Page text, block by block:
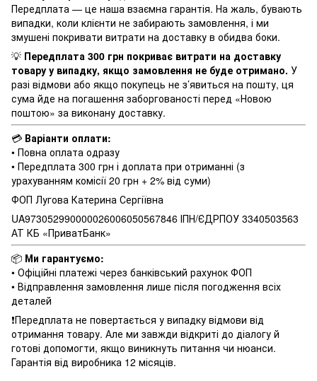
Передплата — це наша взаємна гарантія. На жаль, бувають
випадки, коли клієнти не забирають замовлення, і ми
змушені покривати витрати на доставку в обидва боки.
💡 Передплата 300 грн покриває витрати на доставку
товару у випадку, якщо замовлення не буде отримано. У
разі відмови або якщо покупець не з’явиться на пошту, ця
сума йде на погашення заборгованості перед «Новою
поштою» за виконану доставку.
💳 Варіанти оплати:
• Повна оплата одразу
• Передплата 300 грн і доплата при отриманні (з
урахуванням комісії 20 грн + 2% від суми)
ФОП Лугова Катерина Сергіївна
UA973052990000026006050567846 ІПН/ЄДРПОУ 3340503563
АТ КБ «ПриватБанк»
📦 Ми гарантуємо:
• Офіційні платежі через банківський рахунок ФОП
• Відправлення замовлення лише після погодження всіх
деталей
❗️Передплата не повертається у випадку відмови від
отримання товару. Але ми завжди відкриті до діалогу й
готові допомогти, якщо виникнуть питання чи нюанси.
Гарантія від виробника 12 місяців.